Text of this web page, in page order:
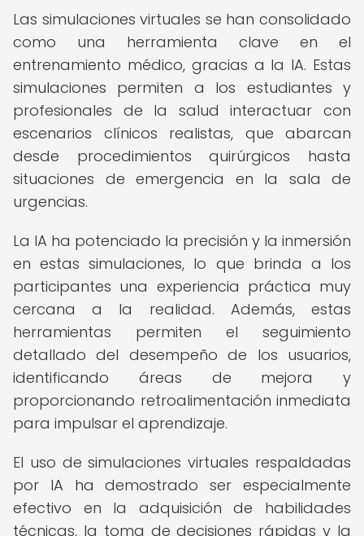
Las simulaciones virtuales se han consolidado
como una herramienta clave en el
entrenamiento médico, gracias a la IA. Estas
simulaciones permiten a los estudiantes y
profesionales de la salud interactuar con
escenarios clínicos realistas, que abarcan
desde procedimientos quirúrgicos hasta
situaciones de emergencia en la sala de
urgencias.
La IA ha potenciado la precisión y la inmersión
en estas simulaciones, lo que brinda a los
participantes una experiencia práctica muy
cercana a la realidad. Además, estas
herramientas permiten el seguimiento
detallado del desempeño de los usuarios,
identificando áreas de mejora y
proporcionando retroalimentación inmediata
para impulsar el aprendizaje.
El uso de simulaciones virtuales respaldadas
por IA ha demostrado ser especialmente
efectivo en la adquisición de habilidades
técnicas, la toma de decisiones rápidas y la